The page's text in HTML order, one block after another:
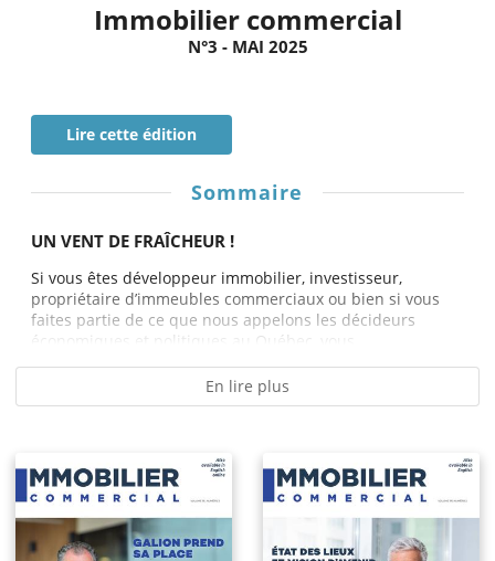
Immobilier commercial
N°3 - MAI 2025
Lire cette édition
Sommaire
UN VENT DE FRAÎCHEUR !
Si vous êtes développeur immobilier, investisseur,
propriétaire d’immeubles commerciaux ou bien si vous
faites partie de ce que nous appelons les décideurs
économiques et politiques au Québec, vous...
En lire plus